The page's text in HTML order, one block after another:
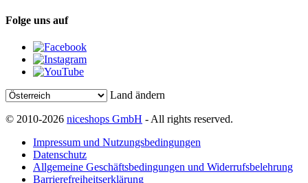
Folge uns auf
Land ändern
© 2010-2026 niceshops GmbH - All rights reserved.
Impressum und Nutzungsbedingungen
Datenschutz
Allgemeine Geschäftsbedingungen und Widerrufsbelehrung
Barrierefreiheitserklärung